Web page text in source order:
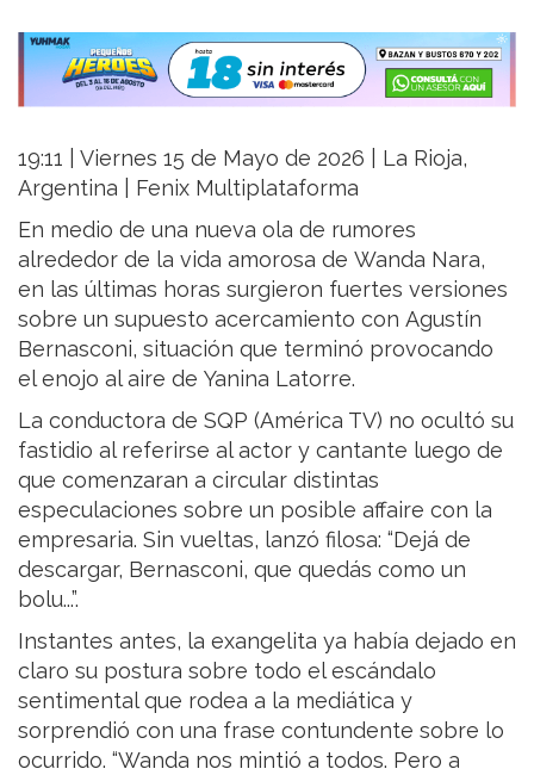
19:11 | Viernes 15 de Mayo de 2026 | La Rioja,
Argentina | Fenix Multiplataforma
En medio de una nueva ola de rumores
alrededor de la vida amorosa de Wanda Nara,
en las últimas horas surgieron fuertes versiones
sobre un supuesto acercamiento con Agustín
Bernasconi, situación que terminó provocando
el enojo al aire de Yanina Latorre.
La conductora de SQP (América TV) no ocultó su
fastidio al referirse al actor y cantante luego de
que comenzaran a circular distintas
especulaciones sobre un posible affaire con la
empresaria. Sin vueltas, lanzó filosa: “Dejá de
descargar, Bernasconi, que quedás como un
bolu...”.
Instantes antes, la exangelita ya había dejado en
claro su postura sobre todo el escándalo
sentimental que rodea a la mediática y
sorprendió con una frase contundente sobre lo
ocurrido. “Wanda nos mintió a todos. Pero a